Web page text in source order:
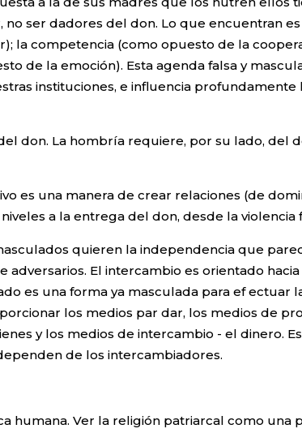
ser dadores del don. Lo que encuentran
la competencia (como opuesto de la
de la emoción). Esta agenda falsa y
instituciones, e influencia profundamente
don. La hombría requiere, por su lado, del
es una manera de crear relaciones (de
a la entrega del don, desde la violencia
quieren la independencia que
El intercambio es orientado
es una forma ya masculada para ef ectuar
los medios par dar, los medios de
y los medios de intercambio - el dinero.
de los intercambiadores.
humana. Ver la religión patriarcal como una